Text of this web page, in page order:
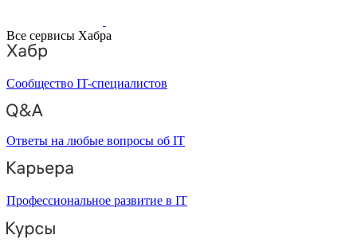
Все сервисы Хабра
Сообщество IT-специалистов
Ответы на любые вопросы об IT
Профессиональное развитие в IT